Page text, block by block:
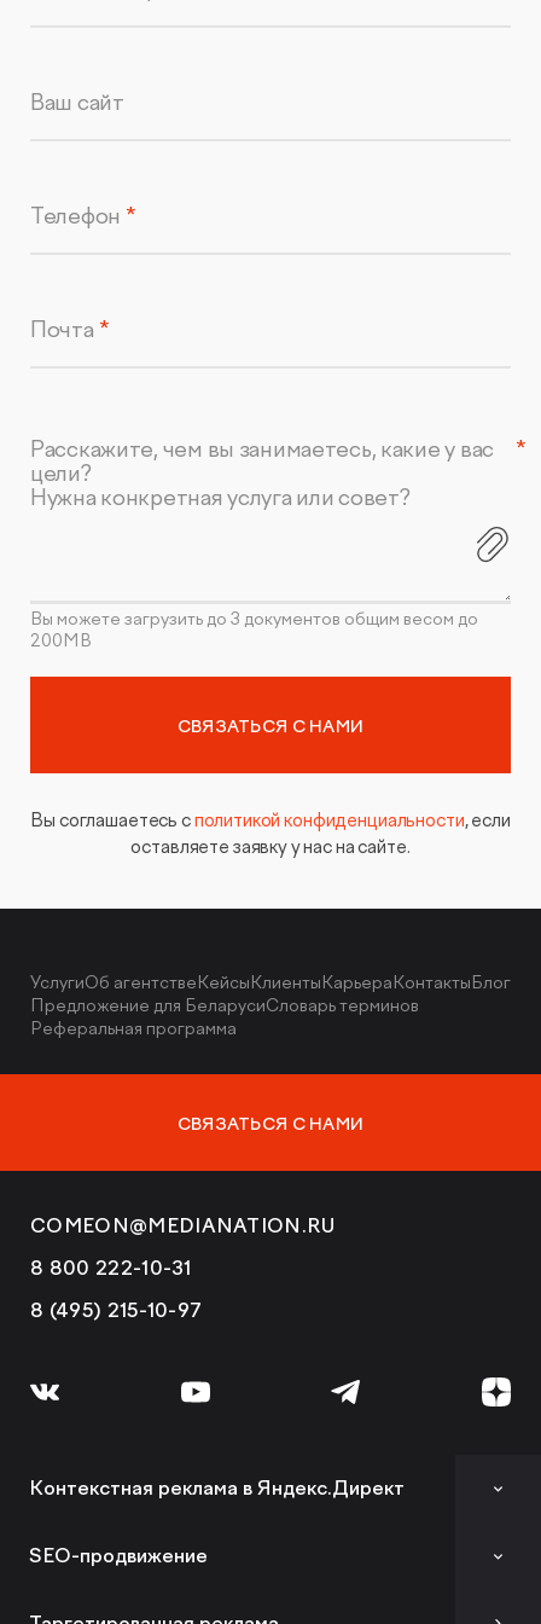
Ваш сайт
Телефон
Почта
Расскажите, чем вы занимаетесь, какие у вас
цели?
Нужна конкретная услуга или совет?
Вы можете загрузить до 3 документов общим весом до
200MB
СВЯЗАТЬСЯ С НАМИ
Вы соглашаетесь сполитикой конфиденциальности, если
оставляете заявку у нас на сайте.
УслугиОб агентствеКейсыКлиентыКарьераКонтактыБлог
Предложение для БеларусиСловарь терминов
Реферальная программа
СВЯЗАТЬСЯ С НАМИ
COMEON@MEDIANATION.RU
8 800 222-10-31
8 (495) 215-10-97
Контекстная реклама в Яндекс.Директ
Аудит контекстной рекламы
SEO-продвижение
SEO-аудит сайта